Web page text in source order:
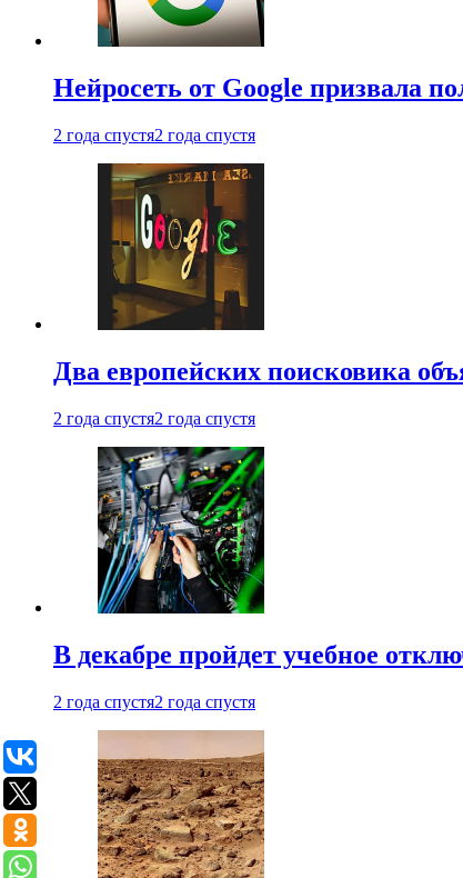
Нейросеть от Google призвала
2 года спустя2 года спустя
Два европейских поисковика
2 года спустя2 года спустя
В декабре пройдет учебное
2 года спустя2 года спустя